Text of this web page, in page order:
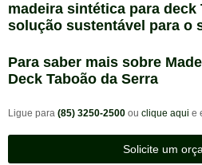
madeira sintética para deck
solução sustentável para o
Para saber mais sobre
Deck Taboão da Serra
Ligue para (85) 3250-2500 ou clique aqui e
Solicite um